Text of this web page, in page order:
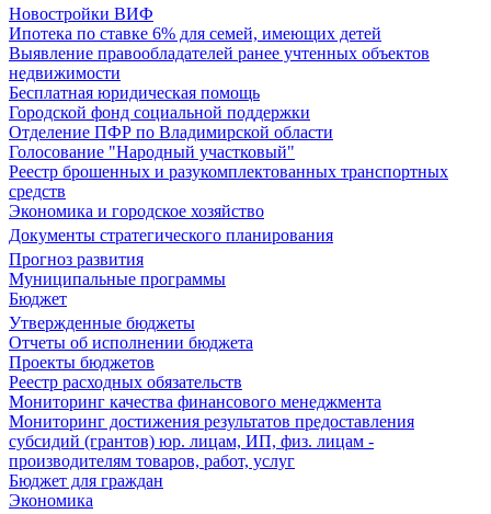
Новостройки ВИФ
Ипотека по ставке 6% для семей, имеющих детей
Выявление правообладателей ранее учтенных объектов
недвижимости
Бесплатная юридическая помощь
Городской фонд социальной поддержки
Отделение ПФР по Владимирской области
Голосование "Народный участковый"
Реестр брошенных и разукомплектованных транспортных
средств
Экономика и городское хозяйство
Документы стратегического планирования
Прогноз развития
Муниципальные программы
Бюджет
Утвержденные бюджеты
Отчеты об исполнении бюджета
Проекты бюджетов
Реестр расходных обязательств
Мониторинг качества финансового менеджмента
Мониторинг достижения результатов предоставления
субсидий (грантов) юр. лицам, ИП, физ. лицам -
производителям товаров, работ, услуг
Бюджет для граждан
Экономика